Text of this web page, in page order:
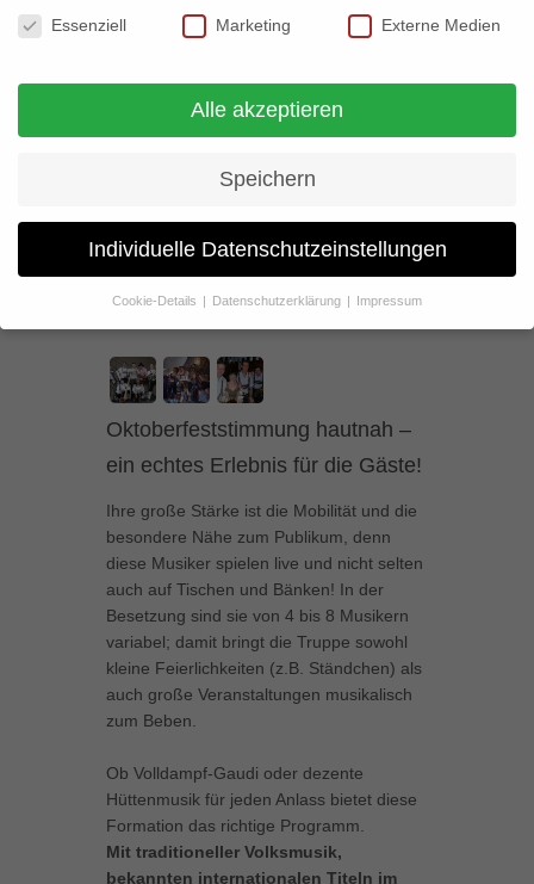
Bayerisch für alle –
Oktoberfest das ganze Jahr!
Oktoberfeststimmung hautnah –
ein echtes Erlebnis für die Gäste!
Ihre große Stärke ist die Mobilität und die
besondere Nähe zum Publikum, denn
diese Musiker spielen live und nicht selten
auch auf Tischen und Bänken! In der
Besetzung sind sie von 4 bis 8 Musikern
variabel; damit bringt die Truppe sowohl
kleine Feierlichkeiten (z.B. Ständchen) als
auch große Veranstaltungen musikalisch
zum Beben.
Ob Volldampf-Gaudi oder dezente
Hüttenmusik für jeden Anlass bietet diese
Formation das richtige Programm.
Mit traditioneller Volksmusik,
bekannten internationalen Titeln im
Datenschutzeinstellungen
Essenziell Marketing Externe Medien
Alle akzeptieren
Speichern
Individuelle Datenschutzeinstellungen
Cookie-Details Datenschutzerklärung Impressum
Datenschutzeinstellungen
Wenn Sie unter 16 Jahre alt sind und Ihre Zustimmung zu
freiwilligen Diensten geben möchten, müssen Sie Ihre
Wir verwenden Cookies und andere Technologien auf unserer
Website. Einige von ihnen sind essenziell, während andere uns
Personenbezogene Daten können verarbeitet werden (z. B. IP-
Adressen), z. B. für personalisierte Anzeigen und Inhalte oder
Anzeigen- und Inhaltsmessung. Weitere Informationen über die
Verwendung Ihrer Daten finden Sie in unserer
Hier finden Sie eine Übersicht über alle verwendeten Cookies. Sie
können Ihre Einwilligung zu ganzen Kategorien geben oder sich
weitere Informationen anzeigen lassen und so nur bestimmte
Cookies auswählen.
Zurück
Datenschutzeinstellungen
Essenziell (1)